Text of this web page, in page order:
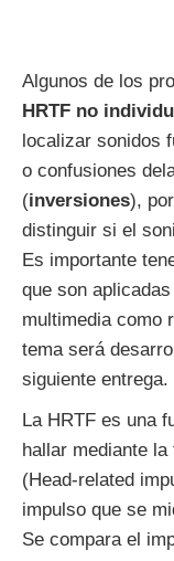
Algunos de los
HRTF no
localizar sonidos
o confusiones
(inversiones),
distinguir si el
Es importante
que son
multimedia como
tema será
siguiente entrega.
La HRTF es una
hallar mediante
(Head-related
impulso que se
Se compara el